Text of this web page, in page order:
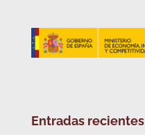
Entradas recientes